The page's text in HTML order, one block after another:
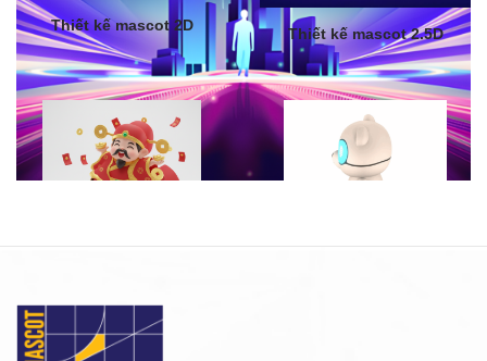
Thiết kế mascot 2D
Thiết kế mascot 2.5D